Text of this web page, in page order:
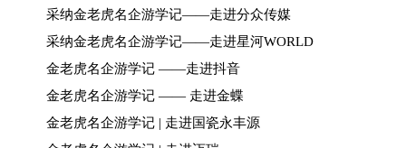
采纳金老虎名企游学记——走进分众传媒
采纳金老虎名企游学记——走进星河WORLD
金老虎名企游学记 ——走进抖音
金老虎名企游学记 —— 走进金蝶
金老虎名企游学记 | 走进国瓷永丰源